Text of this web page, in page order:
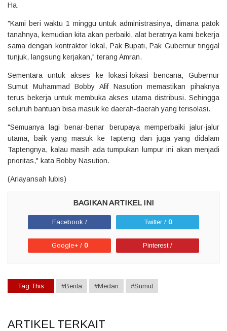
Ha.
"Kami beri waktu 1 minggu untuk administrasinya, dimana patok
tanahnya, kemudian kita akan perbaiki, alat beratnya kami bekerja
sama dengan kontraktor lokal, Pak Bupati, Pak Gubernur tinggal
tunjuk, langsung kerjakan," terang Amran.
Sementara untuk akses ke lokasi-lokasi bencana, Gubernur
Sumut Muhammad Bobby Afif Nasution memastikan pihaknya
terus bekerja untuk membuka akses utama distribusi. Sehingga
seluruh bantuan bisa masuk ke daerah-daerah yang terisolasi.
"Semuanya lagi benar-benar berupaya memperbaiki jalur-jalur
utama, baik yang masuk ke Tapteng dan juga yang didalam
Taptengnya, kalau masih ada tumpukan lumpur ini akan menjadi
prioritas," kata Bobby Nasution.
(Ariayansah lubis)
Facebook / Twitter / 0
Google+ / 0 Pinterest /
Tag This #Berita #Medan #Sumut
ARTIKEL TERKAIT